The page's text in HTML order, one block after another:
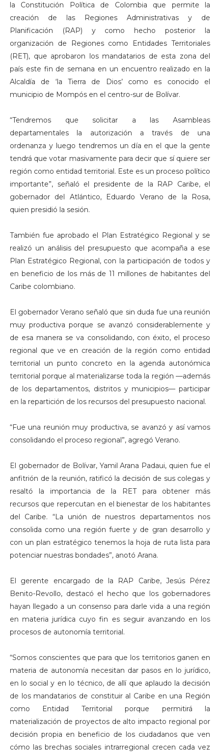
la Constitución Política de Colombia que permite la
creación de las Regiones Administrativas y de
Planificación (RAP) y como hecho posterior la
organización de Regiones como Entidades Territoriales
(RET), que aprobaron los mandatarios de esta zona del
país este fin de semana en un encuentro realizado en la
Alcaldía de ‘la Tierra de Dios’ como es conocido el
municipio de Mompós en el centro-sur de Bolívar.
“Tendremos que solicitar a las Asambleas
departamentales la autorización a través de una
ordenanza y luego tendremos un día en el que la gente
tendrá que votar masivamente para decir que sí quiere ser
región como entidad territorial. Este es un proceso político
importante”, señaló el presidente de la RAP Caribe, el
gobernador del Atlántico, Eduardo Verano de la Rosa,
quien presidió la sesión.
También fue aprobado el Plan Estratégico Regional y se
realizó un análisis del presupuesto que acompaña a ese
Plan Estratégico Regional, con la participación de todos y
en beneficio de los más de 11 millones de habitantes del
Caribe colombiano.
El gobernador Verano señaló que sin duda fue una reunión
muy productiva porque se avanzó considerablemente y
de esa manera se va consolidando, con éxito, el proceso
regional que ve en creación de la región como entidad
territorial un punto concreto en la agenda autonómica
territorial porque al materializarse toda la región —además
de los departamentos, distritos y municipios— participar
en la repartición de los recursos del presupuesto nacional.
“Fue una reunión muy productiva, se avanzó y así vamos
consolidando el proceso regional”, agregó Verano.
El gobernador de Bolívar, Yamil Arana Padaui, quien fue el
anfitrión de la reunión, ratificó la decisión de sus colegas y
resaltó la importancia de la RET para obtener más
recursos que repercutan en el bienestar de los habitantes
del Caribe. “La unión de nuestros departamentos nos
consolida como una región fuerte y de gran desarrollo y
con un plan estratégico tenemos la hoja de ruta lista para
potenciar nuestras bondades”, anotó Arana.
El gerente encargado de la RAP Caribe, Jesús Pérez
Benito-Revollo, destacó el hecho que los gobernadores
hayan llegado a un consenso para darle vida a una región
en materia jurídica cuyo fin es seguir avanzando en los
procesos de autonomía territorial.
“Somos conscientes que para que los territorios ganen en
materia de autonomía necesitan dar pasos en lo jurídico,
en lo social y en lo técnico, de allí que aplaudo la decisión
de los mandatarios de constituir al Caribe en una Región
como Entidad Territorial porque permitirá la
materialización de proyectos de alto impacto regional por
decisión propia en beneficio de los ciudadanos que ven
cómo las brechas sociales intrarregional crecen cada vez